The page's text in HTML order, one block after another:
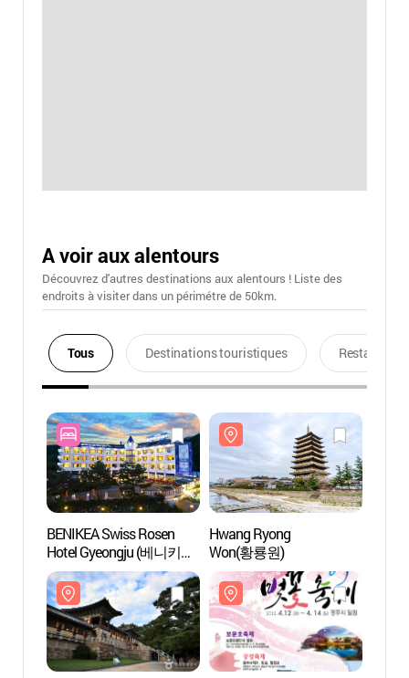
A voir aux alentours
Découvrez d'autres destinations aux alentours ! Liste des
endroits à visiter dans un périmétre de 50km.
Tous Destinations touristiques Restaurants
BENIKEA Swiss Rosen
Hotel Gyeongju (베니키아
스위스로젠 호텔 (경주))
Hwang Ryong
Won(황룡원)